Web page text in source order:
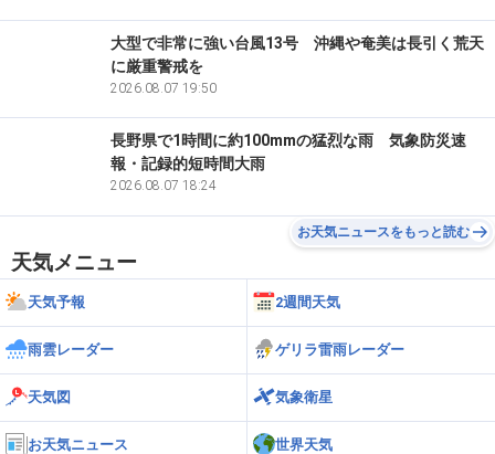
大型で非常に強い台風13号 沖縄や奄美は長引く荒天
に厳重警戒を
2026.08.07 19:50
長野県で1時間に約100mmの猛烈な雨 気象防災速
報・記録的短時間大雨
2026.08.07 18:24
お天気ニュースをもっと読む
天気メニュー
天気予報 2週間天気
雨雲レーダー ゲリラ雷雨レーダー
天気図 気象衛星
お天気ニュース 世界天気